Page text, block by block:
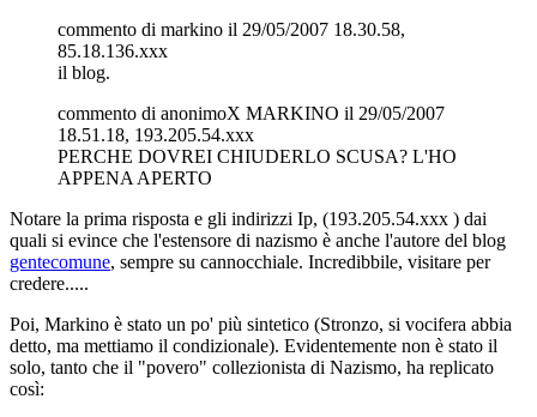
commento di markino il 29/05/2007 18.30.58,
85.18.136.xxx
il blog.
commento di anonimoX MARKINO il 29/05/2007
18.51.18, 193.205.54.xxx
PERCHE DOVREI CHIUDERLO SCUSA? L'HO
APPENA APERTO
Notare la prima risposta e gli indirizzi Ip, (193.205.54.xxx ) dai
quali si evince che l'estensore di nazismo è anche l'autore del blog
gentecomune, sempre su cannocchiale. Incredibbile, visitare per
credere.....
Poi, Markino è stato un po' più sintetico (Stronzo, si vocifera abbia
detto, ma mettiamo il condizionale). Evidentemente non è stato il
solo, tanto che il "povero" collezionista di Nazismo, ha replicato
così: